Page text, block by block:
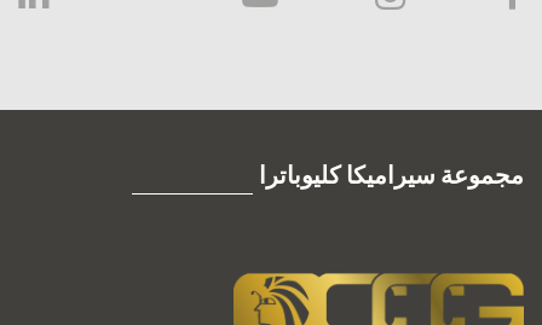
مجموعة سيراميكا كليوباترا